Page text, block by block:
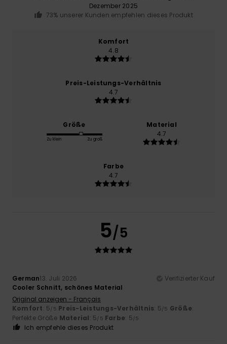
Dezember 2025
73% unserer Kunden empfehlen dieses Produkt
Komfort
4.8
Preis-Leistungs-Verhältnis
4.7
Größe
Zu klein Zu groß
Material
4.7
Farbe
4.7
5/5
German13. Juli 2026
Verifizierter Kauf
Cooler Schnitt, schönes Material
Original anzeigen - Français
Komfort: 5/5 Preis-Leistungs-Verhältnis: 5/5 Größe:
Perfekte Größe Material: 5/5 Farbe: 5/5
Ich empfehle dieses Produkt